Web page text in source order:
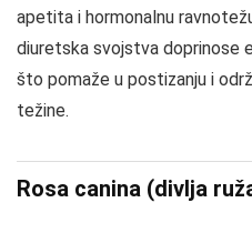
apetita i hormonalnu
diuretska svojstva doprinose
što pomaže u postizanju i
težine.
Rosa canina (divlja